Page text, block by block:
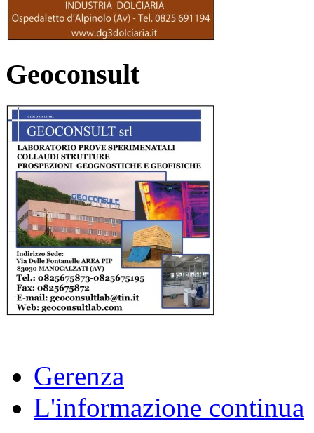
Geoconsult
Gerenza
L'informazione continua